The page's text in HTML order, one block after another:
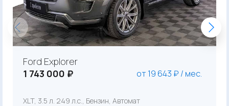
Ford Explorer
1 743 000 ₽
от 19 643 ₽ / мес.
XLT, 3.5 л. 249 л.с., Бензин, Автомат